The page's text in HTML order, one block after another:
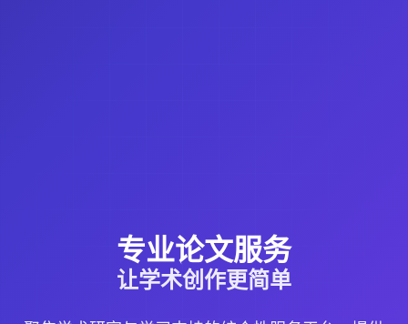
专业论文服务
让学术创作更简单